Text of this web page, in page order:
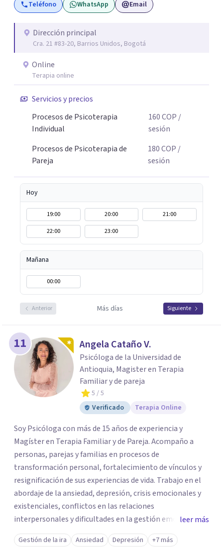
Teléfono WhatsApp Email
Dirección principal
Cra. 21 #83-20, Barrios Unidos, Bogotá
Online
Terapia online
Servicios y precios
Procesos de Psicoterapia
Individual
160COP /
sesión
Procesos de Psicoterapia de
Pareja
180COP /
sesión
Hoy
19:00 20:00
21:00
22:00
23:00
Mañana
00:00
Anterior Más días Siguiente
11 Angela Cataño V.
Psicóloga de la Universidad de
Antioquia, Magister en Terapia
Familiar y de pareja
5 / 5
Verificado
Terapia Online
Soy Psicóloga con más de 15 años de experiencia y
Magíster en Terapia Familiar y de Pareja. Acompaño a
personas, parejas y familias en procesos de
transformación personal, fortalecimiento de vínculos y
resignificación de sus experiencias de vida. Trabajo en el
abordaje de la ansiedad, depresión, crisis emocionales y
existenciales, conflictos en las relaciones
interpersonales y dificultades en la gestión emocional,
ofreciendo un espacio de escucha, comprensión y
acompañamiento terapéutico. Cada proceso terapéutico
leer más
Gestión de la ira Ansiedad Depresión +7 más